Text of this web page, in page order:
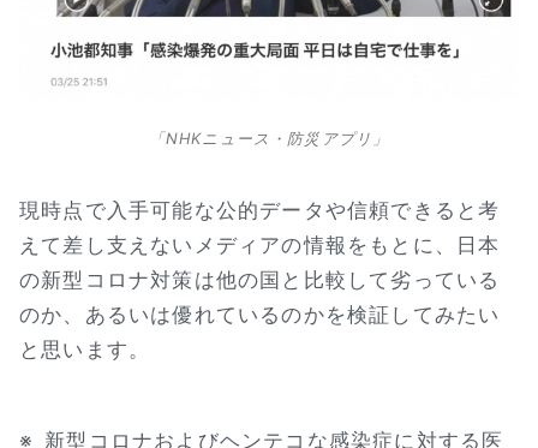
「NHKニュース・防災アプリ」
現時点で入手可能な公的データや信頼できると考
えて差し支えないメディアの情報をもとに、日本
の新型コロナ対策は他の国と比較して劣っている
のか、あるいは優れているのかを検証してみたい
と思います。
※ 新型コロナおよびヘンテコな感染症に対する医